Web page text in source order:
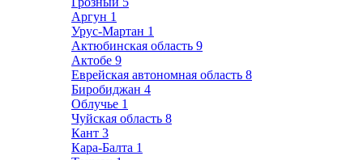
Аргун 1
Урус-Мартан 1
Актюбинская область 9
Актобе 9
Еврейская автономная область 8
Биробиджан 4
Облучье 1
Чуйская область 8
Кант 3
Кара-Балта 1